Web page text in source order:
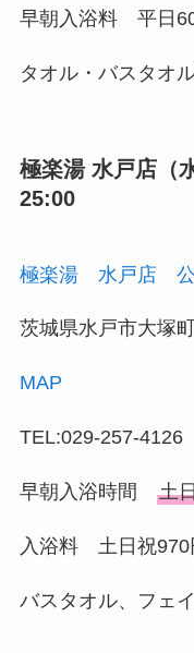
早朝入浴料 平日
タオル・バスタオ
極楽湯 水戸店（
25:00
極楽湯 水戸店 公
茨城県水戸市大塚
MAP
TEL:029-257-4126
早朝入浴時間 土
入浴料 土日祝
バスタオル、フェ